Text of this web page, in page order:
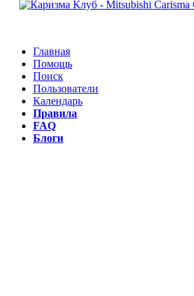
Главная
Помощь
Поиск
Пользователи
Календарь
Правила
FAQ
Блоги